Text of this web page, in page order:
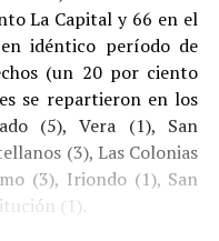
La Capital y 66 en el
idéntico período de
(un 20 por ciento
se repartieron en los
(5), Vera (1), San
(3), Las Colonias
(3), Iriondo (1), San
(1).